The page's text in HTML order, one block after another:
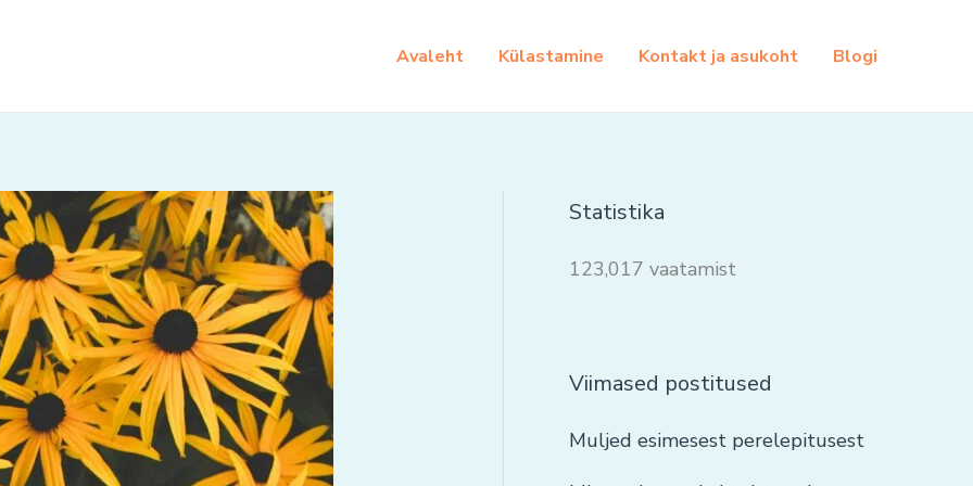
Avaleht Külastamine Kontakt ja asukoht Blogi
Statistika
123,017 vaatamist
Viimased postitused
Muljed esimesest perelepitusest